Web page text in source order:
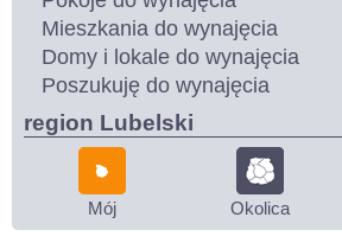
Mieszkania do wynajęcia
Domy i lokale do wynajęcia
Poszukuję do wynajęcia
region Lubelski
Mój Okolica